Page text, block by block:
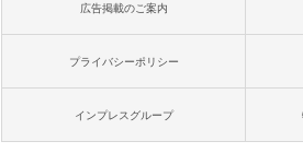
広告掲載のご案内
プライバシーポリシー
インプレスグループ